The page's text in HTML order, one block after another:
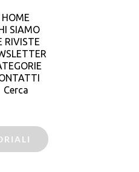
HOME
SIAMO
RIVISTE
Cerca